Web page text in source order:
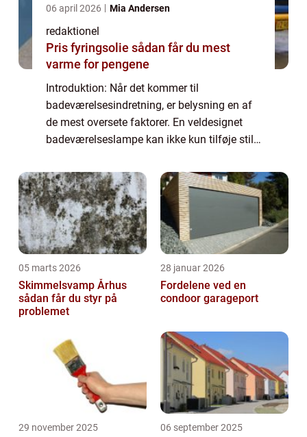
06 april 2026 Mia Andersen
redaktionel
Pris fyringsolie sådan får du mest
varme for pengene
Introduktion: Når det kommer til
badeværelsesindretning, er belysning en af
de mest oversete faktorer. En veldesignet
badeværelseslampe kan ikke kun tilføje stil
en afgørende funktionel betydning. Den rette
ba...
05 marts 2026
Skimmelsvamp Århus
sådan får du styr på
problemet
28 januar 2026
Fordelene ved en
condoor garageport
29 november 2025 06 september 2025